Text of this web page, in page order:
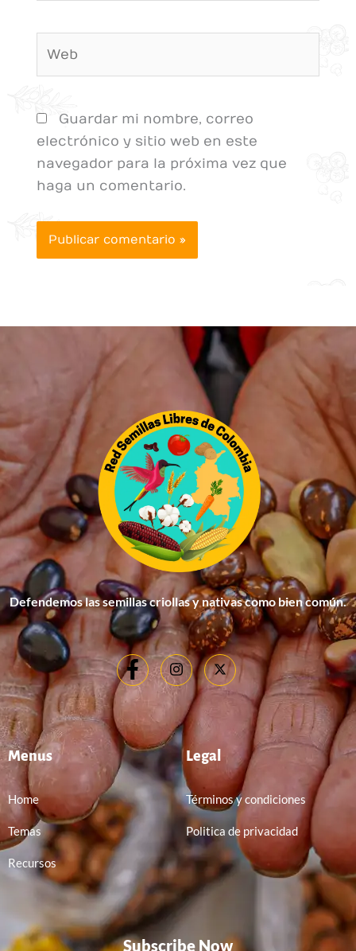
Guardar mi nombre, correo
electrónico y sitio web en este
navegador para la próxima vez que
haga un comentario.
Defendemos las semillas criollas y nativas como bien común.
Menus
Home
Temas
Recursos
Legal
Términos y condiciones
Politica de privacidad
Subscribe Now